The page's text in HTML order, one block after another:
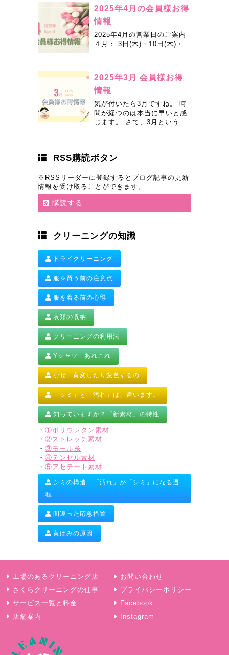
2025年4月の会員様お得
情報
2025年4月の営業日のご案内
４月： 3日(木)・10日(木)・
2025年3月 会員様お得
情報
気が付いたら3月ですね。 時
間が経つのは本当に早いと感
じます。 さて、3月という …
RSS購読ボタン
※RSSリーダーに登録するとブログ記事の更新
情報を受け取ることができます。
購読する
クリーニングの知識
ドライクリーニング
服を買う前の注意点
服を着る前の心得
衣類の収納
クリーニングの利用法
Yシャツ あれこれ
なぜ 黄変したり変色するの
「シミ」と「汚れ」は、違います。
知っていますか？「新素材」の特性
・ ①ポリウレタン素材
・ ②ストレッチ素材
・ ③モール糸
・ ④テンセル素材
・ ⑤アセテート素材
シミの構造 「汚れ」が「シミ」になる過
程
間違った応急措置
黄ばみの原因
工場のあるクリーニング店
さくらクリーニングの仕事
サービス一覧と料金
店舗案内
お問い合わせ
プライバシーポリシー
Facebook
Instagram